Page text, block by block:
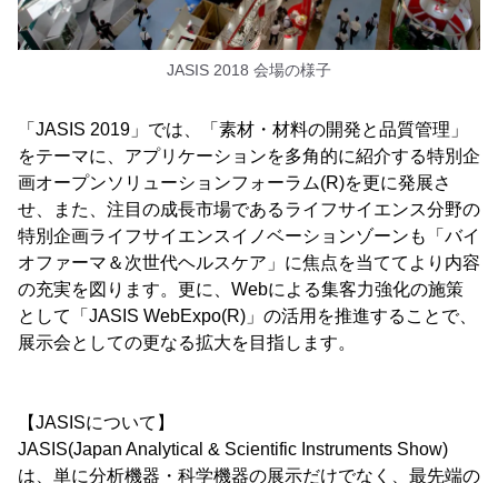
JASIS 2018 会場の様子
「JASIS 2019」では、「素材・材料の開発と品質管理」
をテーマに、アプリケーションを多角的に紹介する特別企
画オープンソリューションフォーラム(R)を更に発展さ
せ、また、注目の成長市場であるライフサイエンス分野の
特別企画ライフサイエンスイノベーションゾーンも「バイ
オファーマ＆次世代ヘルスケア」に焦点を当ててより内容
の充実を図ります。更に、Webによる集客力強化の施策
として「JASIS WebExpo(R)」の活用を推進することで、
展示会としての更なる拡大を目指します。
【JASISについて】
JASIS(Japan Analytical & Scientific Instruments Show)
は、単に分析機器・科学機器の展示だけでなく、最先端の